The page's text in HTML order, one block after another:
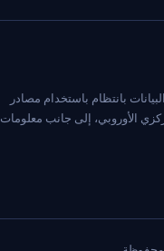
2014. يتم تحديث البيانات بانتظام باستخدام مصادر
الأوروبي، إلى جانب معلومات